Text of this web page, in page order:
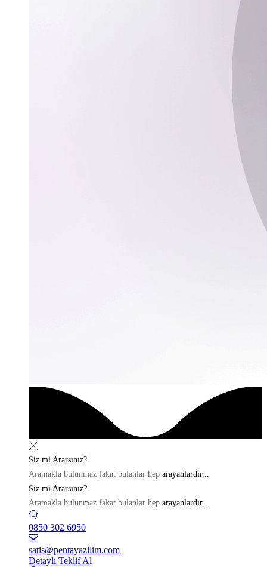
Siz mi Ararsınız?
Aramakla bulunmaz fakat bulanlar hep arayanlardır...
Siz mi Ararsınız?
Aramakla bulunmaz fakat bulanlar hep arayanlardır...
0850 302 6950
satis@pentayazilim.com
Detaylı Teklif Al